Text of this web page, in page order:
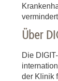
Über
Die
der Klinik